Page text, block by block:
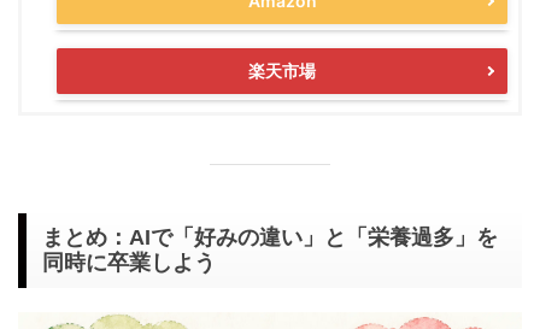
楽天市場
まとめ：AIで「好みの違い」と「栄養過多」を
同時に卒業しよう